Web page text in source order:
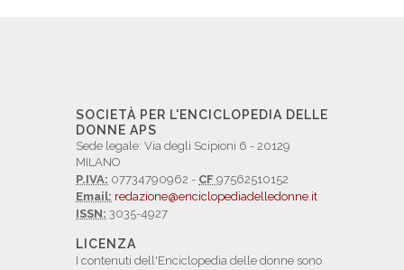
SOCIETÀ PER L'ENCICLOPEDIA DELLE
DONNE APS
Sede legale: Via degli Scipioni 6 - 20129
MILANO
P.IVA: 07734790962 - CF 97562510152
Email: redazione@enciclopediadelledonne.it
ISSN: 3035-4927
LICENZA
I contenuti dell'Enciclopedia delle donne sono